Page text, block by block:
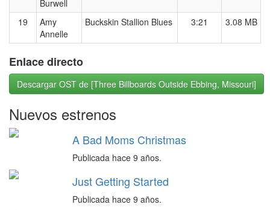
Burwell
19
Amy
Annelle
Buckskin Stallion Blues 3:21 3.08 MB
Enlace directo
Descargar OST de [Three Billboards Outside Ebbing, Missouri]
Nuevos estrenos
A Bad Moms Christmas
Publicada hace 9 años.
Just Getting Started
Publicada hace 9 años.